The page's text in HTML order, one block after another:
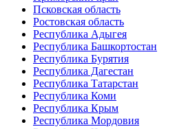
Псковская область
Ростовская область
Республика Адыгея
Республика Башкортостан
Республика Бурятия
Республика Дагестан
Республика Татарстан
Республика Коми
Республика Крым
Республика Мордовия